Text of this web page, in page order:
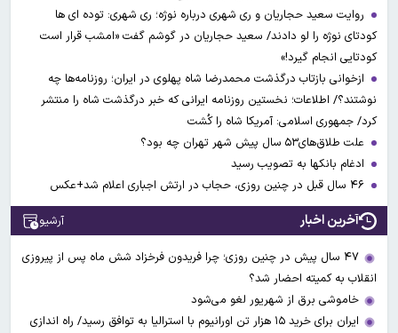
روایت سعید حجاریان و ری شهری درباره نوژه؛ ری شهری: توده ای ها
کودتای نوژه را لو دادند/ سعید حجاریان در گوشم گفت «امشب قرار است
کودتایی انجام گیرد!»
ازخوانی بازتاب درگذشت محمدرضا شاه پهلوی در ایران؛ روزنامه‌ها چه
نوشتند؟/ اطلاعات؛ نخستین روزنامه ایرانی که خبر درگذشت شاه را منتشر
کرد/ جمهوری اسلامی: آمریکا شاه را کُشت
علت طلاق‌های۵۳ سال پیش شهر تهران چه بود؟
ادغام بانکها به تصویب رسید
آخرین اخبار آرشیو
۴۷ سال پیش در چنین روزی؛ چرا فریدون فرخزاد شش ماه پس از پیروزی
انقلاب به کمیته احضار شد؟
خاموشی برق از شهریور لغو می‌شود
ایران برای خرید ۱۵ هزار تن اورانیوم با استرالیا به توافق رسید/ راه اندازی